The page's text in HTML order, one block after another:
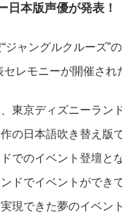
日本版声優が発表！
ャングルクルーズ”
レモニーが開催され
東京ディズニーラン
の日本語吹き替え版
でのイベント登壇と
ドでイベントができ
現できた夢のイベン